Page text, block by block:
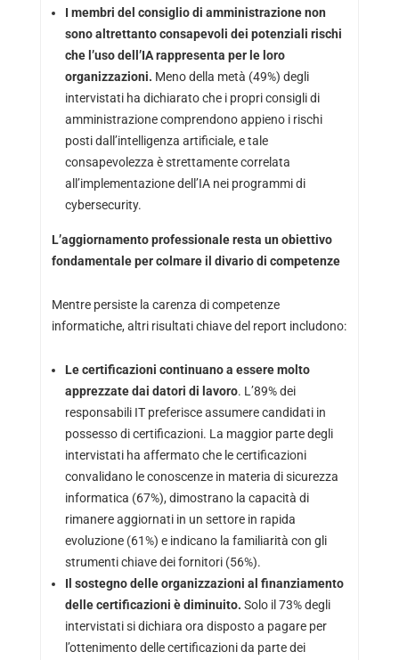
I membri del consiglio di amministrazione non
sono altrettanto consapevoli dei potenziali rischi
che l’uso dell’IA rappresenta per le loro
organizzazioni. Meno della metà (49%) degli
intervistati ha dichiarato che i propri consigli di
amministrazione comprendono appieno i rischi
posti dall’intelligenza artificiale, e tale
consapevolezza è strettamente correlata
all’implementazione dell’IA nei programmi di
cybersecurity.
L’aggiornamento professionale resta un obiettivo
fondamentale per colmare il divario di competenze
Mentre persiste la carenza di competenze
informatiche, altri risultati chiave del report includono:
Le certificazioni continuano a essere molto
apprezzate dai datori di lavoro. L’89% dei
responsabili IT preferisce assumere candidati in
possesso di certificazioni. La maggior parte degli
intervistati ha affermato che le certificazioni
convalidano le conoscenze in materia di sicurezza
informatica (67%), dimostrano la capacità di
rimanere aggiornati in un settore in rapida
evoluzione (61%) e indicano la familiarità con gli
strumenti chiave dei fornitori (56%).
Il sostegno delle organizzazioni al finanziamento
delle certificazioni è diminuito. Solo il 73% degli
intervistati si dichiara ora disposto a pagare per
l’ottenimento delle certificazioni da parte dei